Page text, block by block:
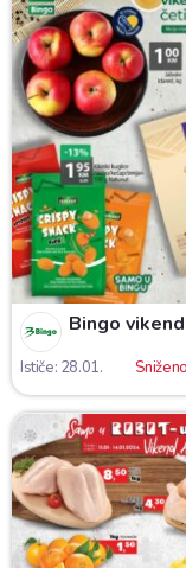
Bingo
Ističe: 28.01.